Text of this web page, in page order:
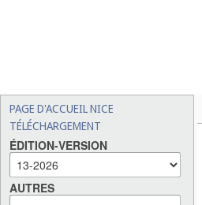
PAGE D'ACCUEIL NICE
TÉLÉCHARGEMENT
ÉDITION-VERSION
AUTRES